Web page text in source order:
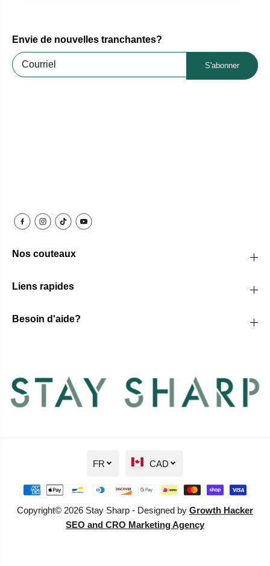
Envie de nouvelles tranchantes?
S'abonner
Nos couteaux
Liens rapides
Besoin d'aide?
Copyright© 2026 Stay Sharp - Designed by Growth Hacker
SEO and CRO Marketing Agency
FR CAD